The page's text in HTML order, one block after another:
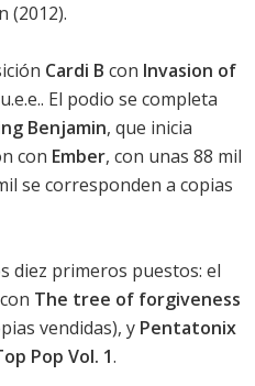
(2012).
Cardi B con Invasion of
El podio se completa
Benjamin, que inicia
con Ember, con unas 88 mil
se corresponden a copias
diez primeros puestos: el
The tree of forgiveness
vendidas), y Pentatonix
Pop Vol. 1.